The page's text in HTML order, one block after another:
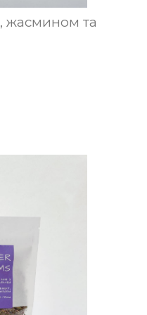
жасмином та